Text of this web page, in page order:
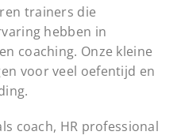
trainers die
hebben in
coaching. Onze kleine
voor veel oefentijd en
coach, HR professional